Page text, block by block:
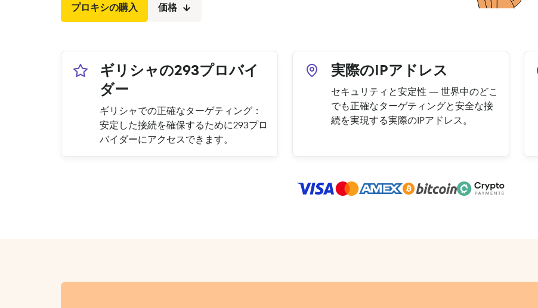
プロキシの購入 価格
ギリシャの293プロバイ
ダー
ギリシャでの正確なターゲティング：
安定した接続を確保するために293プロ
バイダーにアクセスできます。
実際のIPアドレス
セキュリティと安定性 — 世界中のどこ
でも正確なターゲティングと安全な接
続を実現する実際のIPアドレス。